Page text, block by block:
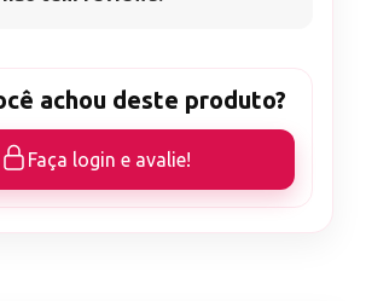
achou deste produto?
Faça login e avalie!